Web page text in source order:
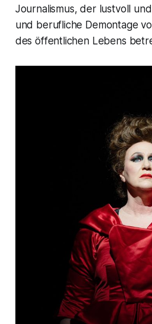
Journalismus, der lustvoll
und berufliche Demontage
des öffentlichen Lebens